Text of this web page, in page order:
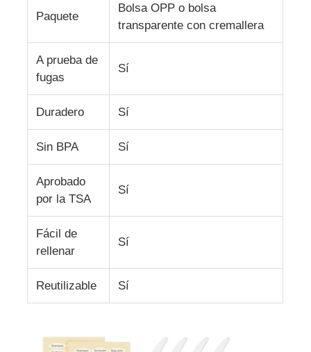
Conjunto de botellas de viaje de silicona
frasco de viaje de silicona
Taza plegable de silicona
Productos de cocina de silicona
Productos de caucho de silicona
Paquete
Bolsa OPP o bolsa
transparente con cremallera
A prueba de
fugas
Sí
Duradero Sí
Sin BPA Sí
Aprobado
por la TSA
Sí
Fácil de
rellenar
Sí
Reutilizable Sí